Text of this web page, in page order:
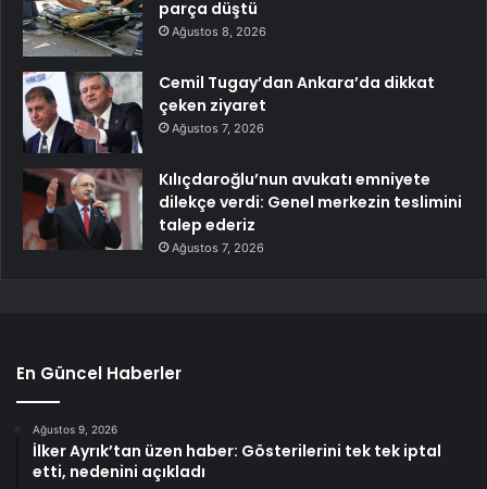
parça düştü
Ağustos 8, 2026
Cemil Tugay’dan Ankara’da dikkat
çeken ziyaret
Ağustos 7, 2026
Kılıçdaroğlu’nun avukatı emniyete
dilekçe verdi: Genel merkezin teslimini
talep ederiz
Ağustos 7, 2026
En Güncel Haberler
Ağustos 9, 2026
İlker Ayrık’tan üzen haber: Gösterilerini tek tek iptal
etti, nedenini açıkladı